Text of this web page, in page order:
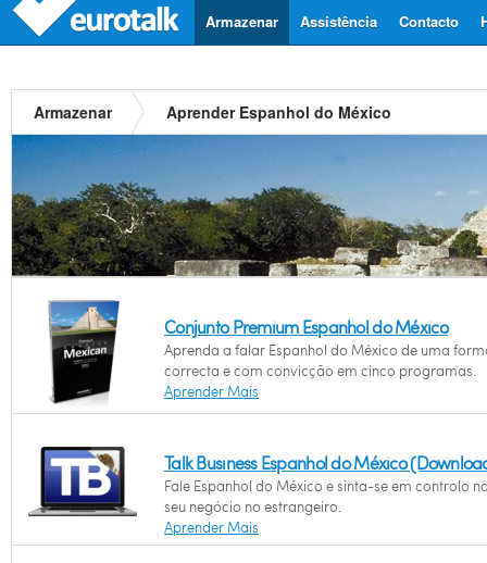
Contacto
Assistência
Armazenar
Armazenar Aprender Espanhol do México
Conjunto Premium Espanhol do México
Aprenda a falar Espanhol do México de uma
correcta e com convicção em cinco programas.
Aprender Mais
Talk Business Espanhol do México
Fale Espanhol do México e sinta-se em controlo
seu negócio no estrangeiro.
Aprender Mais